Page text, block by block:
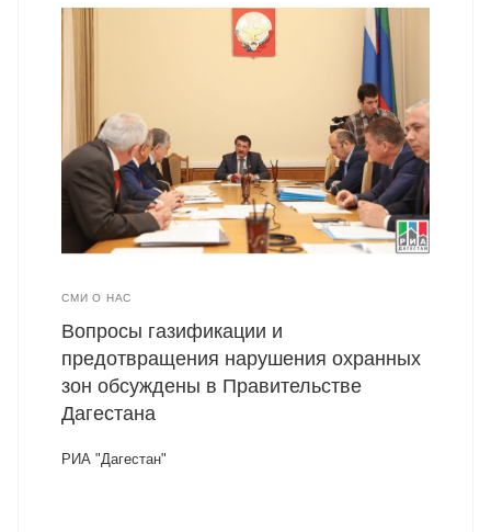
СМИ О НАС
Вопросы газификации и
предотвращения нарушения охранных
зон обсуждены в Правительстве
Дагестана
РИА "Дагестан"